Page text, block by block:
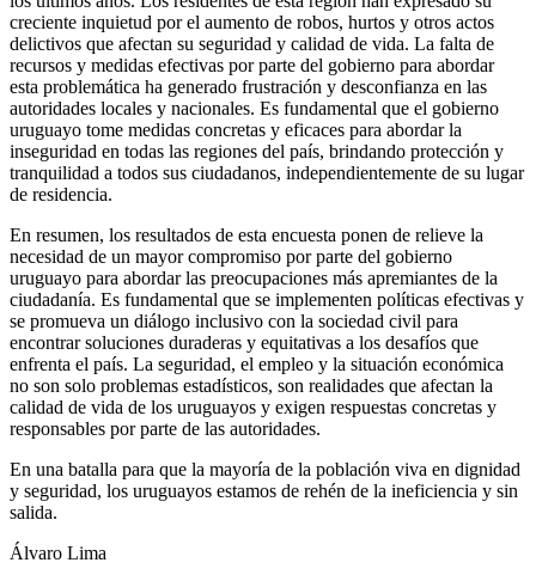
creciente inquietud por el aumento de robos, hurtos y otros actos
delictivos que afectan su seguridad y calidad de vida. La falta de
recursos y medidas efectivas por parte del gobierno para abordar
esta problemática ha generado frustración y desconfianza en las
autoridades locales y nacionales. Es fundamental que el gobierno
uruguayo tome medidas concretas y eficaces para abordar la
inseguridad en todas las regiones del país, brindando protección y
tranquilidad a todos sus ciudadanos, independientemente de su lugar
de residencia.
En resumen, los resultados de esta encuesta ponen de relieve la
necesidad de un mayor compromiso por parte del gobierno
uruguayo para abordar las preocupaciones más apremiantes de la
ciudadanía. Es fundamental que se implementen políticas efectivas y
se promueva un diálogo inclusivo con la sociedad civil para
encontrar soluciones duraderas y equitativas a los desafíos que
enfrenta el país. La seguridad, el empleo y la situación económica
no son solo problemas estadísticos, son realidades que afectan la
calidad de vida de los uruguayos y exigen respuestas concretas y
responsables por parte de las autoridades.
En una batalla para que la mayoría de la población viva en dignidad
y seguridad, los uruguayos estamos de rehén de la ineficiencia y sin
salida.
Álvaro Lima